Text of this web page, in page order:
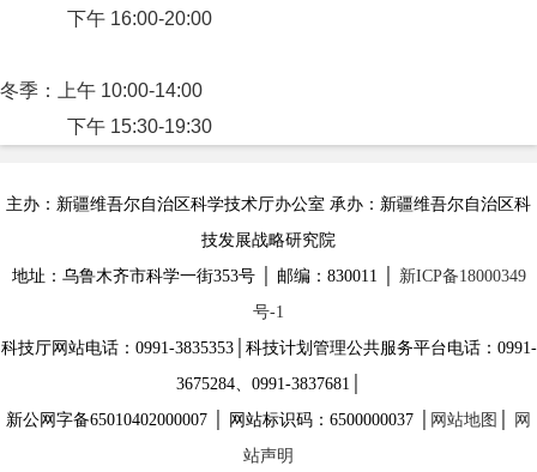
下午 16:00-20:00
冬季：上午 10:00-14:00
下午 15:30-19:30
主办：新疆维吾尔自治区科学技术厅办公室 承办：新疆维吾尔自治区科
技发展战略研究院
地址：乌鲁木齐市科学一街353号 │ 邮编：830011 │ 新ICP备18000349
号-1
科技厅网站电话：0991-3835353│科技计划管理公共服务平台电话：0991-
3675284、0991-3837681│
新公网字备65010402000007 │ 网站标识码：6500000037 │
网站地图
网
站声明